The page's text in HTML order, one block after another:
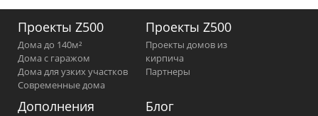
Проекты Z500
Дома до 140м²
Дома с гаражом
Дома для узких участков
Современные дома
Проекты Z500
Проекты домов из
кирпича
Партнеры
Дополнения Блог